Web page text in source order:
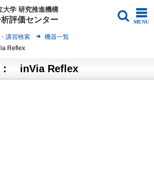
大学 研究推進機構
評価センター MENU
講習検索
機器一覧
Reflex
： inVia Reflex